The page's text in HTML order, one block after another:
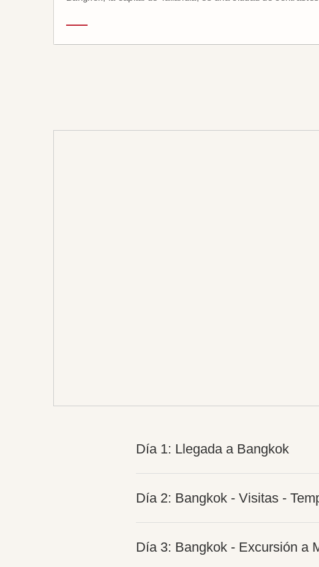
Día 1: Llegada a Bangkok
Día 2: Bangkok - Visitas -
Día 3: Bangkok - Excursión a